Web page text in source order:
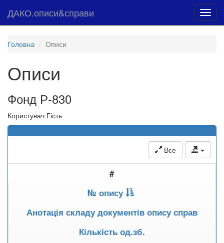
ДАКО.описи&справи
Головна Описи
Описи
Фонд Р-830
Користувач Гість
Все
#
№ опису
Анотація складу документів опису справ
Кількість од.зб.